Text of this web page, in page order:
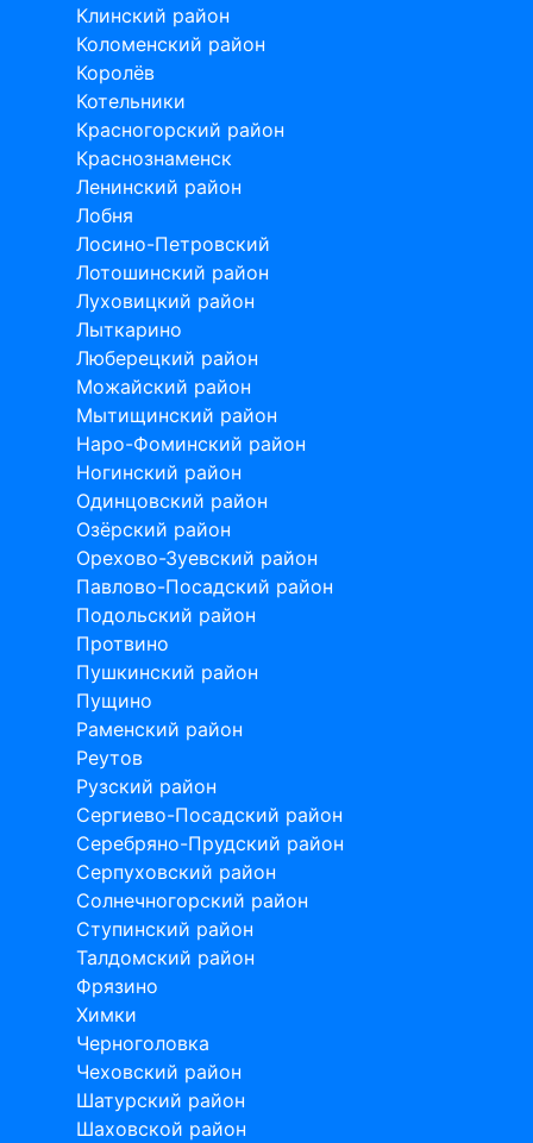
Клинский район
Коломенский район
Королёв
Котельники
Красногорский район
Краснознаменск
Ленинский район
Лобня
Лосино-Петровский
Лотошинский район
Луховицкий район
Лыткарино
Люберецкий район
Можайский район
Мытищинский район
Наро-Фоминский район
Ногинский район
Одинцовский район
Озёрский район
Орехово-Зуевский район
Павлово-Посадский район
Подольский район
Протвино
Пушкинский район
Пущино
Раменский район
Реутов
Рузский район
Сергиево-Посадский район
Серебряно-Прудский район
Серпуховский район
Солнечногорский район
Ступинский район
Талдомский район
Фрязино
Химки
Черноголовка
Чеховский район
Шатурский район
Шаховской район